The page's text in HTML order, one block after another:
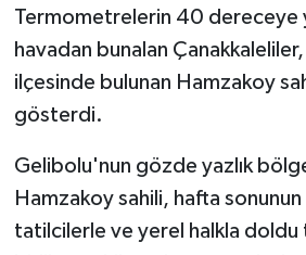
Termometrelerin 40 dereceye
havadan bunalan
ilçesinde bulunan Hamzakoy
gösterdi.
Gelibolu'nun gözde yazlık
Hamzakoy sahili, hafta
tatilcilerle ve yerel halkla doldu